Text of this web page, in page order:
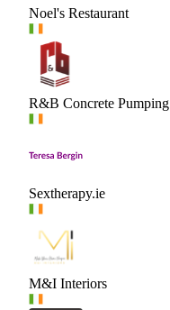
Noel's Restaurant
R&B Concrete Pumping
Sextherapy.ie
M&I Interiors